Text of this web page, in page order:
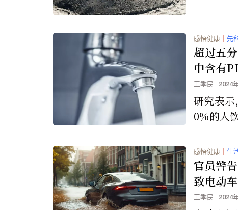
感悟健康 ｜ 先
超过五
中含有
王季民 2024
研究表
0%的人
染，佛罗
多数人依
地下水源
感悟健康 ｜ 生
官员警
致电动
王季民 2024